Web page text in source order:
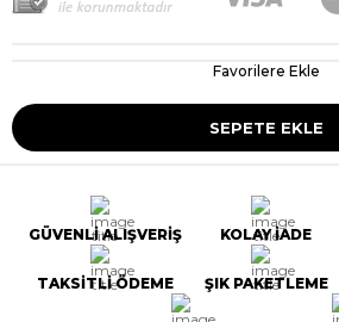
Favorilere Ekle
GÜVENLİ ALIŞVERİŞ KOLAY İADE
TAKSİTLİ ÖDEME ŞIK PAKETLEME